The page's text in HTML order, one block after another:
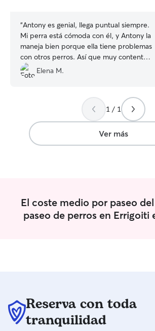
“Antony es genial, llega puntual siempre.
Mi perra está cómoda con él, y Antony la
maneja bien porque ella tiene problemas
con otros perros. Así que muy contenta
y voy a repetir 100%.
Elena M.
1 / 1
Ver más
El coste medio por paseo
paseo de perros en Errigoiti
Reserva con toda
tranquilidad